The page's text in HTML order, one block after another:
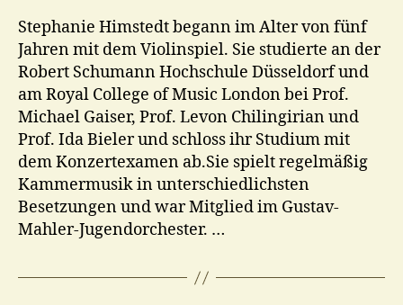
Stephanie Himstedt begann im Alter von fünf
Jahren mit dem Violinspiel. Sie studierte an der
Robert Schumann Hochschule Düsseldorf und
am Royal College of Music London bei Prof.
Michael Gaiser, Prof. Levon Chilingirian und
Prof. Ida Bieler und schloss ihr Studium mit
dem Konzertexamen ab.Sie spielt regelmäßig
Kammermusik in unterschiedlichsten
Besetzungen und war Mitglied im Gustav-
Mahler-Jugendorchester. …